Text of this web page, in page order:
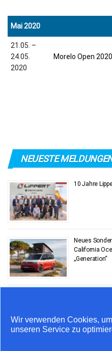
Wir verwenden Cookies,
unseren Service zu
Mai 2020
21.05. –
24.05.
2020
Morelo Open 2020
NEUESTE
10 Jahre
Neues
California
„Generation“